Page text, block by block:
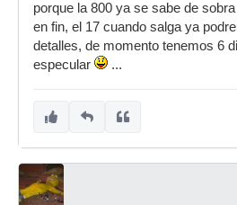
porque la 800 ya se sabe de
en fin, el 17 cuando salga ya
detalles, de momento tenemos 6
especular
...